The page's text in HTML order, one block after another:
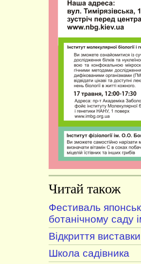
Читай також
Фестиваль
ботанічному
Відкриття
Школа садівника